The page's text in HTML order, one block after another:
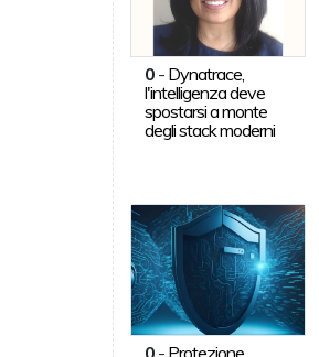
0- Dynatrace,
l'intelligenza deve
spostarsi a monte
degli stack moderni
0- Protezione